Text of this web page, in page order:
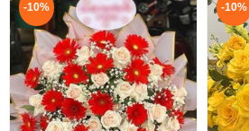
-10% -10%